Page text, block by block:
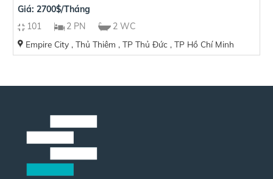
Giá: 2700$/Tháng
101
2 PN 2 WC
Empire City , Thủ Thiêm , TP Thủ Đức , TP Hồ Chí Minh